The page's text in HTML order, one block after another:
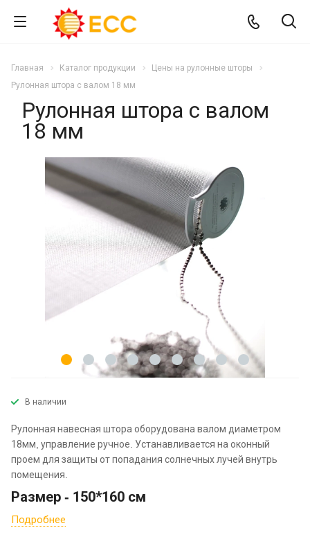
Главная Каталог продукции
Цены на рулонные шторы
Рулонная штора с валом 18 мм
Рулонная штора с валом
18 мм
В наличии
Рулонная навесная штора оборудована валом диаметром
18мм, управление ручное. Устанавливается на оконный
проем для защиты от попадания солнечных лучей внутрь
помещения.
Размер - 150*160 см
Подробнее